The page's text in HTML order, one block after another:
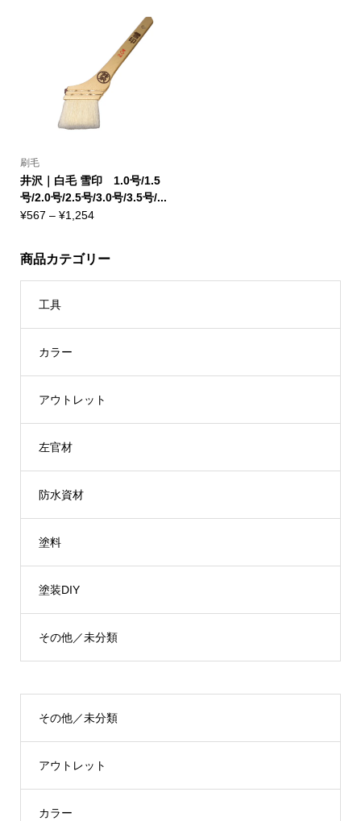
刷毛
井沢｜白毛 雪印 1.0号/1.5
号/2.0号/2.5号/3.0号/3.5号/...
¥567 – ¥1,254価
¥567
–
商品カテゴリー
工具
カラー
アウトレット
左官材
防水資材
塗料
塗装DIY
その他／未分類
その他／未分類
アウトレット
カラー